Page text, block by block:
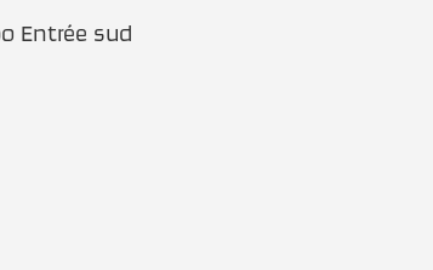
Entrée sud